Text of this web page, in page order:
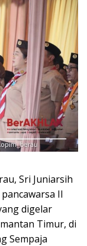
Sri Juniarsih
II
digelar
Timur, di
Sempaja